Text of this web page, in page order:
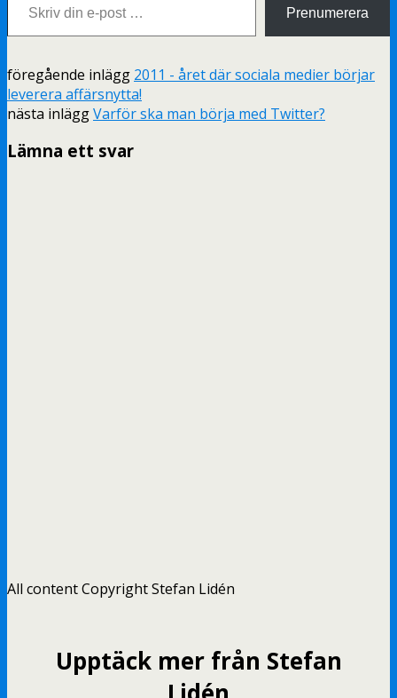
Prenumerera
föregående inlägg 2011 - året där sociala medier börjar
leverera affärsnytta!
nästa inläggVarför ska man börja med Twitter?
Lämna ett svar
All content Copyright Stefan Lidén
Upptäck mer från Stefan